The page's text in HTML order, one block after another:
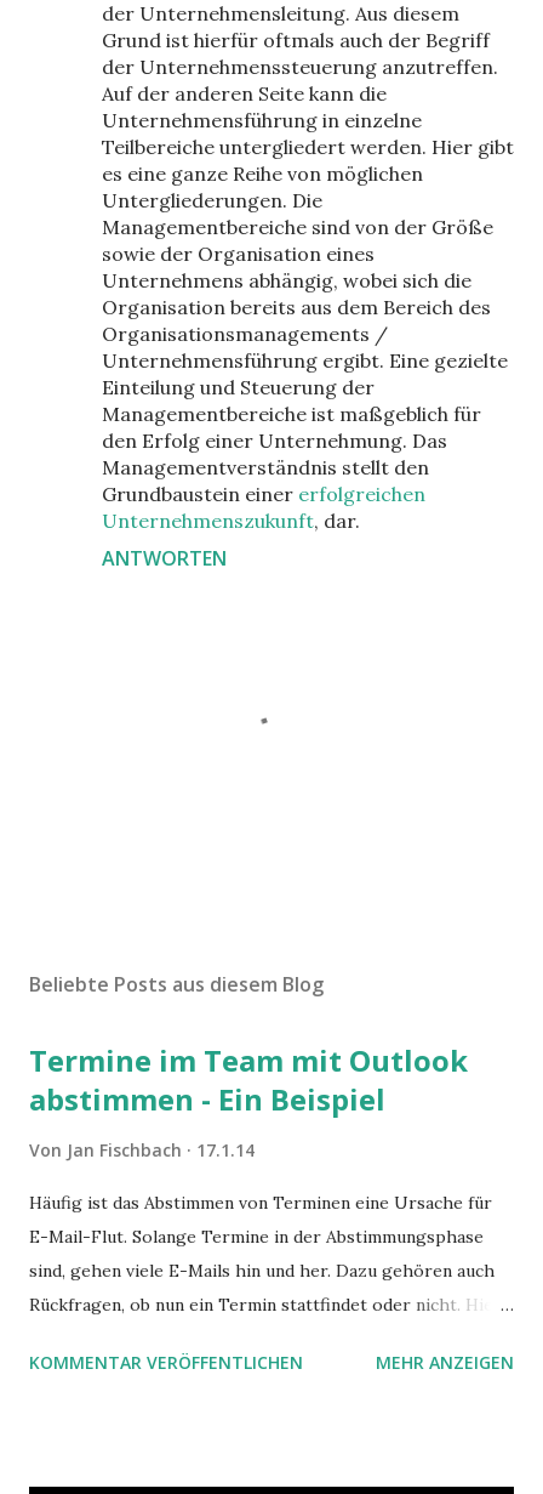
der Unternehmensleitung. Aus diesem
Grund ist hierfür oftmals auch der Begriff
der Unternehmenssteuerung anzutreffen.
Auf der anderen Seite kann die
Unternehmensführung in einzelne
Teilbereiche untergliedert werden. Hier gibt
es eine ganze Reihe von möglichen
Untergliederungen. Die
Managementbereiche sind von der Größe
sowie der Organisation eines
Unternehmens abhängig, wobei sich die
Organisation bereits aus dem Bereich des
Organisationsmanagements /
Unternehmensführung ergibt. Eine gezielte
Einteilung und Steuerung der
Managementbereiche ist maßgeblich für
den Erfolg einer Unternehmung. Das
Managementverständnis stellt den
Grundbaustein einer erfolgreichen
Unternehmenszukunft, dar.
ANTWORTEN
m
n
a
v
e
ö
f
f
n
h
Beliebte Posts aus diesem Blog
Termine im Team mit Outlook
abstimmen - Ein Beispiel
Von Jan Fischbach 17.1.14
Häufig ist das Abstimmen von Terminen eine Ursache für
E-Mail-Flut. Solange Termine in der Abstimmungsphase
sind, gehen viele E-Mails hin und her. Dazu gehören auch
Rückfragen, ob nun ein Termin stattfindet oder nicht. Hier
Hilfe von Outlook.
KOMMENTAR VERÖFFENTLICHEN MEHR ANZEIGEN